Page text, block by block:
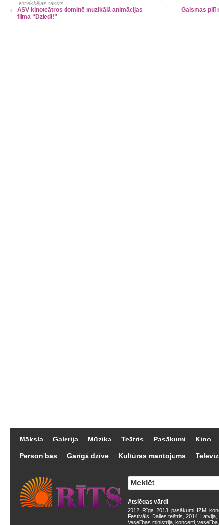
Iepriekšējais raksts
ASV kinoteātros dominē muzikālā animācijas
filma “Dziedi!”
Gaismas pilī
Māksla Galerija Mūzika Teātris Pasākumi Kino
Personības Garīgā dzīve Kultūras mantojums
Atslēgas vārdi
2012 Rīga 2013 pasākumi IZM
Festivāls
Dailes teātris 2014 Latvija
Veselības ministrija koncerti veselība